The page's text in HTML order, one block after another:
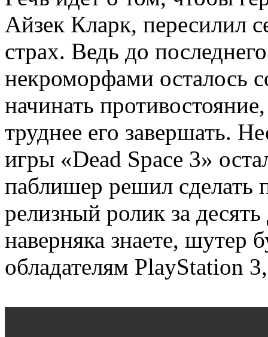
Айзек Кларк, пересилил
страх. Ведь до
некроморфами осталось
начинать
труднее его завершать.
игры «Dead Space 3»
паблишер решил сделать
релизный ролик за
наверняка знаете, шутер
обладателям PlayStation